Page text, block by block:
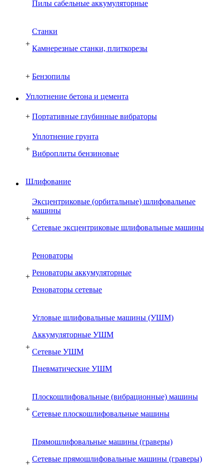
Пилы сабельные аккумуляторные
+
Cтанки
Камнерезные станки, плиткорезы
+ Бензопилы
Уплотнение бетона и цемента
+ Портативные глубинные вибраторы
+
Уплотнение грунта
Виброплиты бензиновые
Шлифование
+
Эксцентриковые (орбитальные) шлифовальные
машины
Сетевые эксцентриковые шлифовальные машины
+
Реноваторы
Реноваторы аккумуляторные
Реноваторы сетевые
+
Угловые шлифовальные машины (УШМ)
Аккумуляторные УШМ
Сетевые УШМ
Пневматические УШМ
+
Плоскошлифовальные (вибрационные) машины
Сетевые плоскошлифовальные машины
+
Прямошлифовальные машины (граверы)
Сетевые прямошлифовальные машины (граверы)